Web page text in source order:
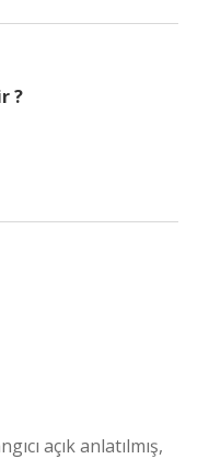
?
açık anlatılmış,